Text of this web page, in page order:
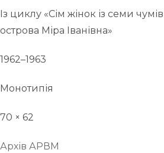
Із циклу «Сім жінок із семи
острова Міра Іванівна»
1962–1963
Монотипія
70 × 62
Архів АРВМ